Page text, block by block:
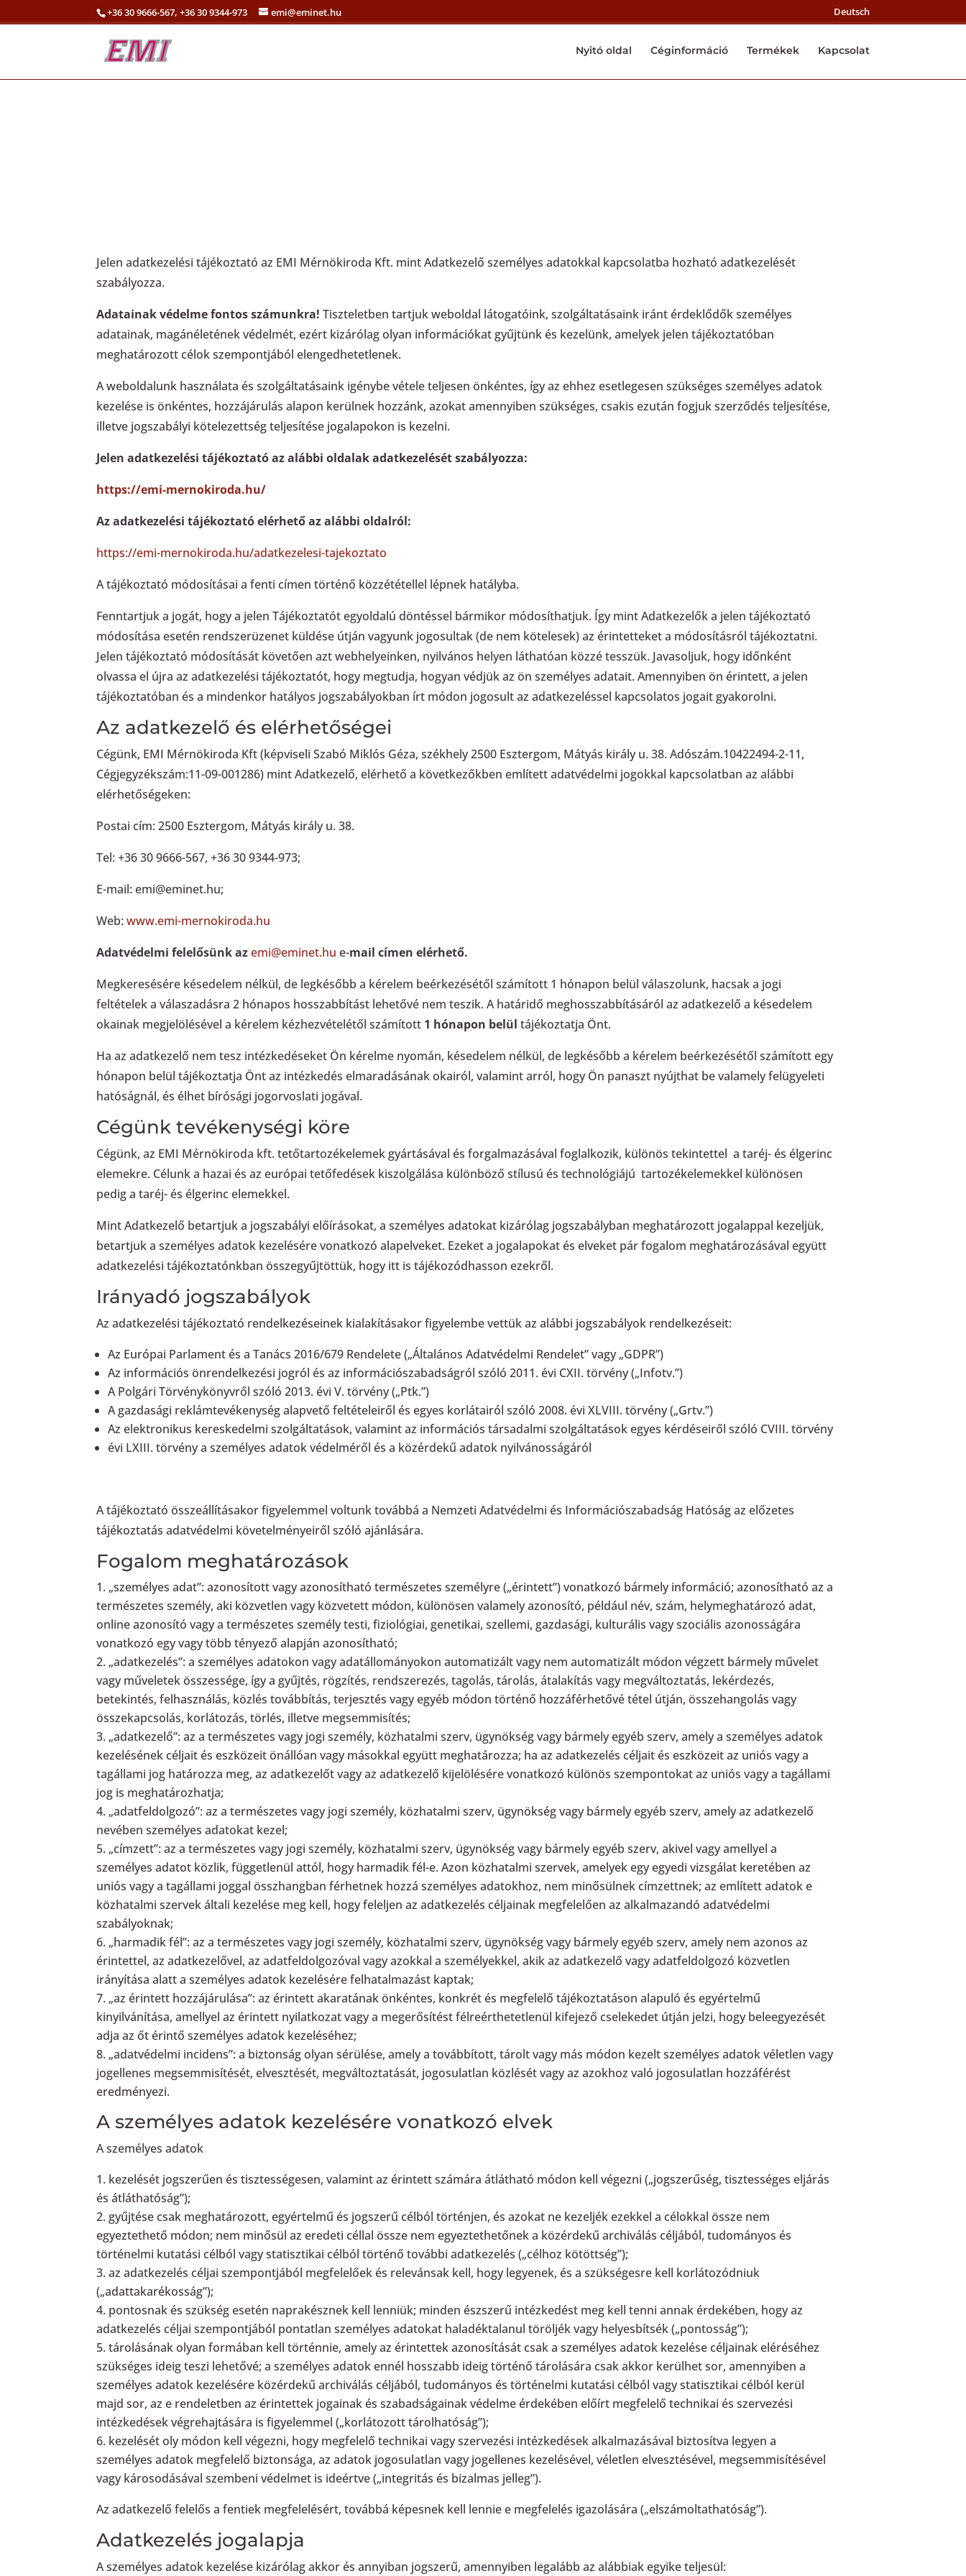
+36 30 9666-567, +36 30 9344-973 emi@eminet.hu Deutsch
Nyitó oldal Céginformáció Termékek Kapcsolat
Jelen adatkezelési tájékoztató az EMI Mérnökiroda Kft. mint Adatkezelő személyes adatokkal kapcsolatba hozható adatkezelését
szabályozza.
Adatainak védelme fontos számunkra!Tiszteletben tartjuk weboldal látogatóink, szolgáltatásaink iránt érdeklődők személyes
adatainak, magánéletének védelmét, ezért kizárólag olyan információkat gyűjtünk és kezelünk, amelyek jelen tájékoztatóban
meghatározott célok szempontjából elengedhetetlenek.
A weboldalunk használata és szolgáltatásaink igénybe vétele teljesen önkéntes, így az ehhez esetlegesen szükséges személyes adatok
kezelése is önkéntes, hozzájárulás alapon kerülnek hozzánk, azokat amennyiben szükséges, csakis ezután fogjuk szerződés teljesítése,
illetve jogszabályi kötelezettség teljesítése jogalapokon is kezelni.
Jelen adatkezelési tájékoztató az alábbi oldalak adatkezelését szabályozza:
https://emi-mernokiroda.hu/
Az adatkezelési tájékoztató elérhető az alábbi oldalról:
https://emi-mernokiroda.hu/adatkezelesi-tajekoztato
A tájékoztató módosításai a fenti címen történő közzététellel lépnek hatályba.
Fenntartjuk a jogát, hogy a jelen Tájékoztatót egyoldalú döntéssel bármikor módosíthatjuk. Így mint Adatkezelők a jelen tájékoztató
módosítása esetén rendszerüzenet küldése útján vagyunk jogosultak (de nem kötelesek) az érintetteket a módosításról tájékoztatni.
Jelen tájékoztató módosítását követően azt webhelyeinken, nyilvános helyen láthatóan közzé tesszük. Javasoljuk, hogy időnként
olvassa el újra az adatkezelési tájékoztatót, hogy megtudja, hogyan védjük az ön személyes adatait. Amennyiben ön érintett, a jelen
tájékoztatóban és a mindenkor hatályos jogszabályokban írt módon jogosult az adatkezeléssel kapcsolatos jogait gyakorolni.
Az adatkezelő és elérhetőségei
Cégünk, EMI Mérnökiroda Kft (képviseli Szabó Miklós Géza, székhely 2500 Esztergom, Mátyás király u. 38. Adószám.10422494-2-11,
Cégjegyzékszám:11-09-001286) mint Adatkezelő, elérhető a következőkben említett adatvédelmi jogokkal kapcsolatban az alábbi
elérhetőségeken:
Postai cím: 2500 Esztergom, Mátyás király u. 38.
Tel: +36 30 9666-567, +36 30 9344-973;
E-mail: emi@eminet.hu;
Web:www.emi-mernokiroda.hu
Adatvédelmi felelősünk azemi@eminet.hu e-mail címen elérhető.
Megkeresésére késedelem nélkül, de legkésőbb a kérelem beérkezésétől számított 1 hónapon belül válaszolunk, hacsak a jogi
feltételek a válaszadásra 2 hónapos hosszabbítást lehetővé nem teszik. A határidő meghosszabbításáról az adatkezelő a késedelem
okainak megjelölésével a kérelem kézhezvételétől számított 1 hónapon belültájékoztatja Önt.
Ha az adatkezelő nem tesz intézkedéseket Ön kérelme nyomán, késedelem nélkül, de legkésőbb a kérelem beérkezésétől számított egy
hónapon belül tájékoztatja Önt az intézkedés elmaradásának okairól, valamint arról, hogy Ön panaszt nyújthat be valamely felügyeleti
hatóságnál, és élhet bírósági jogorvoslati jogával.
Cégünk tevékenységi köre
Cégünk, az EMI Mérnökiroda kft. tetőtartozékelemek gyártásával és forgalmazásával foglalkozik, különös tekintettel a taréj- és élgerinc
elemekre. Célunk a hazai és az európai tetőfedések kiszolgálása különböző stílusú és technológiájú tartozékelemekkel különösen
pedig a taréj- és élgerinc elemekkel.
Mint Adatkezelő betartjuk a jogszabályi előírásokat, a személyes adatokat kizárólag jogszabályban meghatározott jogalappal kezeljük,
betartjuk a személyes adatok kezelésére vonatkozó alapelveket. Ezeket a jogalapokat és elveket pár fogalom meghatározásával együtt
adatkezelési tájékoztatónkban összegyűjtöttük, hogy itt is tájékozódhasson ezekről.
Irányadó jogszabályok
Az adatkezelési tájékoztató rendelkezéseinek kialakításakor figyelembe vettük az alábbi jogszabályok rendelkezéseit:
Az Európai Parlament és a Tanács 2016/679 Rendelete („Általános Adatvédelmi Rendelet” vagy „GDPR”)
Az információs önrendelkezési jogról és az információszabadságról szóló 2011. évi CXII. törvény („Infotv.”)
A Polgári Törvénykönyvről szóló 2013. évi V. törvény („Ptk.”)
A gazdasági reklámtevékenység alapvető feltételeiről és egyes korlátairól szóló 2008. évi XLVIII. törvény („Grtv.”)
Az elektronikus kereskedelmi szolgáltatások, valamint az információs társadalmi szolgáltatások egyes kérdéseiről szóló CVIII. törvény
évi LXIII. törvény a személyes adatok védelméről és a közérdekű adatok nyilvánosságáról
A tájékoztató összeállításakor figyelemmel voltunk továbbá a Nemzeti Adatvédelmi és Információszabadság Hatóság az előzetes
tájékoztatás adatvédelmi követelményeiről szóló ajánlására.
Fogalom meghatározások
„személyes adat”: azonosított vagy azonosítható természetes személyre („érintett”) vonatkozó bármely információ; azonosítható az a
természetes személy, aki közvetlen vagy közvetett módon, különösen valamely azonosító, például név, szám, helymeghatározó adat,
online azonosító vagy a természetes személy testi, fiziológiai, genetikai, szellemi, gazdasági, kulturális vagy szociális azonosságára
vonatkozó egy vagy több tényező alapján azonosítható;
„adatkezelés”: a személyes adatokon vagy adatállományokon automatizált vagy nem automatizált módon végzett bármely művelet
vagy műveletek összessége, így a gyűjtés, rögzítés, rendszerezés, tagolás, tárolás, átalakítás vagy megváltoztatás, lekérdezés,
betekintés, felhasználás, közlés továbbítás, terjesztés vagy egyéb módon történő hozzáférhetővé tétel útján, összehangolás vagy
összekapcsolás, korlátozás, törlés, illetve megsemmisítés;
„adatkezelő”: az a természetes vagy jogi személy, közhatalmi szerv, ügynökség vagy bármely egyéb szerv, amely a személyes adatok
kezelésének céljait és eszközeit önállóan vagy másokkal együtt meghatározza; ha az adatkezelés céljait és eszközeit az uniós vagy a
tagállami jog határozza meg, az adatkezelőt vagy az adatkezelő kijelölésére vonatkozó különös szempontokat az uniós vagy a tagállami
jog is meghatározhatja;
„adatfeldolgozó”: az a természetes vagy jogi személy, közhatalmi szerv, ügynökség vagy bármely egyéb szerv, amely az adatkezelő
nevében személyes adatokat kezel;
„címzett”: az a természetes vagy jogi személy, közhatalmi szerv, ügynökség vagy bármely egyéb szerv, akivel vagy amellyel a
személyes adatot közlik, függetlenül attól, hogy harmadik fél-e. Azon közhatalmi szervek, amelyek egy egyedi vizsgálat keretében az
uniós vagy a tagállami joggal összhangban férhetnek hozzá személyes adatokhoz, nem minősülnek címzettnek; az említett adatok e
közhatalmi szervek általi kezelése meg kell, hogy feleljen az adatkezelés céljainak megfelelően az alkalmazandó adatvédelmi
szabályoknak;
„harmadik fél”: az a természetes vagy jogi személy, közhatalmi szerv, ügynökség vagy bármely egyéb szerv, amely nem azonos az
érintettel, az adatkezelővel, az adatfeldolgozóval vagy azokkal a személyekkel, akik az adatkezelő vagy adatfeldolgozó közvetlen
irányítása alatt a személyes adatok kezelésére felhatalmazást kaptak;
„az érintett hozzájárulása”: az érintett akaratának önkéntes, konkrét és megfelelő tájékoztatáson alapuló és egyértelmű
kinyilvánítása, amellyel az érintett nyilatkozat vagy a megerősítést félreérthetetlenül kifejező cselekedet útján jelzi, hogy beleegyezését
adja az őt érintő személyes adatok kezeléséhez;
„adatvédelmi incidens”: a biztonság olyan sérülése, amely a továbbított, tárolt vagy más módon kezelt személyes adatok véletlen vagy
jogellenes megsemmisítését, elvesztését, megváltoztatását, jogosulatlan közlését vagy az azokhoz való jogosulatlan hozzáférést
eredményezi.
A személyes adatok kezelésére vonatkozó elvek
A személyes adatok
kezelését jogszerűen és tisztességesen, valamint az érintett számára átlátható módon kell végezni („jogszerűség, tisztességes eljárás
és átláthatóság”);
gyűjtése csak meghatározott, egyértelmű és jogszerű célból történjen, és azokat ne kezeljék ezekkel a célokkal össze nem
egyeztethető módon; nem minősül az eredeti céllal össze nem egyeztethetőnek a közérdekű archiválás céljából, tudományos és
történelmi kutatási célból vagy statisztikai célból történő további adatkezelés („célhoz kötöttség”);
az adatkezelés céljai szempontjából megfelelőek és relevánsak kell, hogy legyenek, és a szükségesre kell korlátozódniuk
(„adattakarékosság”);
pontosnak és szükség esetén naprakésznek kell lenniük; minden észszerű intézkedést meg kell tenni annak érdekében, hogy az
adatkezelés céljai szempontjából pontatlan személyes adatokat haladéktalanul töröljék vagy helyesbítsék („pontosság”);
tárolásának olyan formában kell történnie, amely az érintettek azonosítását csak a személyes adatok kezelése céljainak eléréséhez
szükséges ideig teszi lehetővé; a személyes adatok ennél hosszabb ideig történő tárolására csak akkor kerülhet sor, amennyiben a
személyes adatok kezelésére közérdekű archiválás céljából, tudományos és történelmi kutatási célból vagy statisztikai célból kerül
majd sor, az e rendeletben az érintettek jogainak és szabadságainak védelme érdekében előírt megfelelő technikai és szervezési
intézkedések végrehajtására is figyelemmel („korlátozott tárolhatóság”);
kezelését oly módon kell végezni, hogy megfelelő technikai vagy szervezési intézkedések alkalmazásával biztosítva legyen a
személyes adatok megfelelő biztonsága, az adatok jogosulatlan vagy jogellenes kezelésével, véletlen elvesztésével, megsemmisítésével
vagy károsodásával szembeni védelmet is ideértve („integritás és bizalmas jelleg”).
Az adatkezelő felelős a fentiek megfelelésért, továbbá képesnek kell lennie e megfelelés igazolására („elszámoltathatóság”).
Adatkezelés jogalapja
A személyes adatok kezelése kizárólag akkor és annyiban jogszerű, amennyiben legalább az alábbiak egyike teljesül: